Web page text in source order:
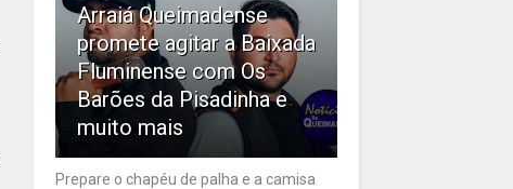
Arraiá Queimadense
promete agitar a Baixada
Fluminense com Os
Barões da Pisadinha e
muito mais
Prepare o chapéu de palha e a camisa